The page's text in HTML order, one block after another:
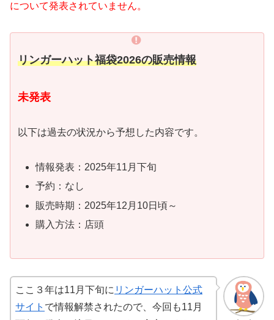
について発表されていません。
リンガーハット福袋2026の販売情報
未発表
以下は過去の状況から予想した内容です。
情報発表：2025年11月下旬
予約：なし
販売時期：2025年12月10日頃～
購入方法：店頭
ここ３年は11月下旬に リンガーハット公式
サイト で情報解禁されたので、今回も11月